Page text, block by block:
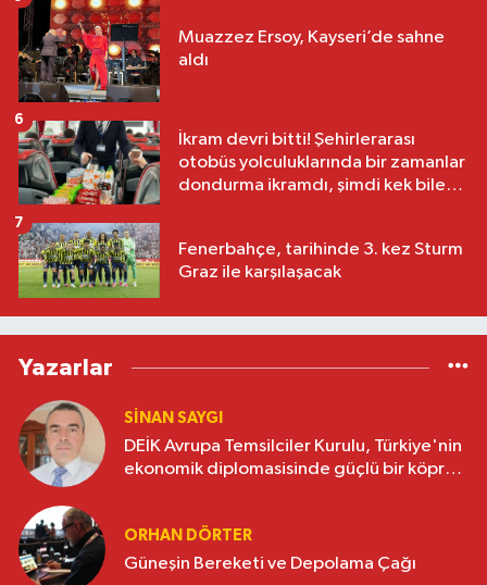
Muazzez Ersoy, Kayseri’de sahne
aldı
İkram devri bitti! Şehirlerarası
otobüs yolculuklarında bir zamanlar
dondurma ikramdı, şimdi kek bile
6
Fenerbahçe, tarihinde 3. kez Sturm
Graz ile karşılaşacak
7
Yazarlar
SINAN SAYGI
DEİK Avrupa Temsilciler Kurulu, Türkiye'nin
ekonomik diplomasisinde güçlü bir köprü
ORHAN DÖRTER
Güneşin Bereketi ve Depolama Çağı